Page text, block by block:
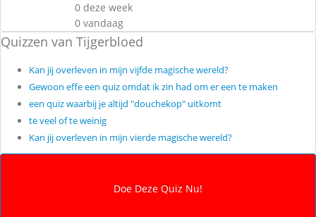
0 deze week
0 vandaag
Quizzen van Tijgerbloed
Kan jij overleven in mijn vijfde magische wereld?
Gewoon effe een quiz omdat ik zin had om er een te maken
een quiz waarbij je altijd "douchekop" uitkomt
te veel of te weinig
Kan jij overleven in mijn vierde magische wereld?